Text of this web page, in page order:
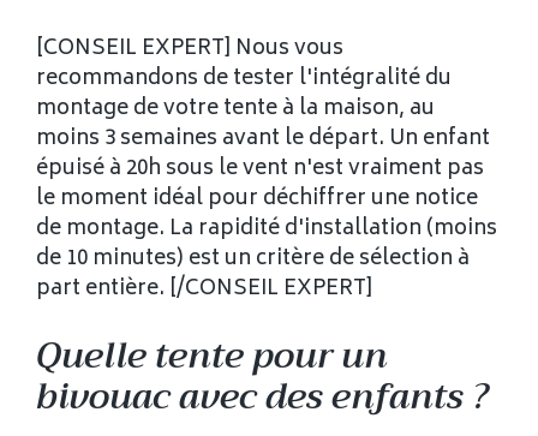
[CONSEIL EXPERT] Nous vous
recommandons de tester l'intégralité du
montage de votre tente à la maison, au
moins 3 semaines avant le départ. Un enfant
épuisé à 20h sous le vent n'est vraiment pas
le moment idéal pour déchiffrer une notice
de montage. La rapidité d'installation (moins
de 10 minutes) est un critère de sélection à
part entière. [/CONSEIL EXPERT]
Quelle tente pour un
bivouac avec des enfants ?